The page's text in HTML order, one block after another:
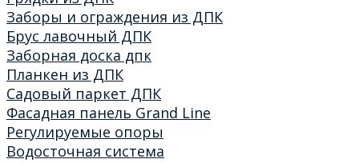
Заборы и ограждения из ДПК
Брус лавочный ДПК
Заборная доска дпк
Планкен из ДПК
Садовый паркет ДПК
Фасадная панель Grand Line
Регулируемые опоры
Водосточная система